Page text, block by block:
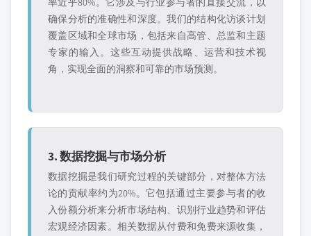
确保分析的准确性和深度。我们的结构化访谈计划
覆盖区域和全球市场，包括来自高管、总监和主题
专家的输入。这些互动提供战略、运营和技术视
角，实现全面的洞察和可靠的市场预测。
3. 数据挖掘与市场分析
数据挖掘是我们研究过程的关键部分，对整体方法
论的贡献率约为20%。它包括通过主要参与者的收
入份额分析来分析市场结构、识别行业趋势和评估
宏观经济因素。相关数据从付费和免费来源收集，